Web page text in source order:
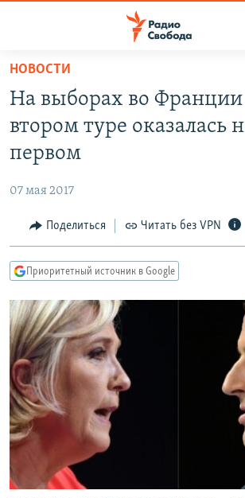
упрощенного
доступа
основному
Вернутся
Вернутся
поиску
ПРОГРАММЫ
АВТОРСКИЕ ПРОЕКТЫ
МНЕНИЯ
КУЛЬТУРА
КАВКАЗ.РЕАЛИИ
СЕВЕР.РЕАЛИИ
СИБИРЬ.РЕАЛИИ
РАСПИСАНИЕ ВЕЩАНИЯ
ПОДПИШИТЕСЬ НА РАССЫЛКУ
СОЦИАЛЬНЫЕ СЕТИ
НОВОСТИ
На выборах во Франции
втором туре оказалась
первом
07 мая 2017
Поделиться Читать без VPN
Приоритетный источник в Google